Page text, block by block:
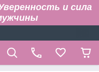
и сила